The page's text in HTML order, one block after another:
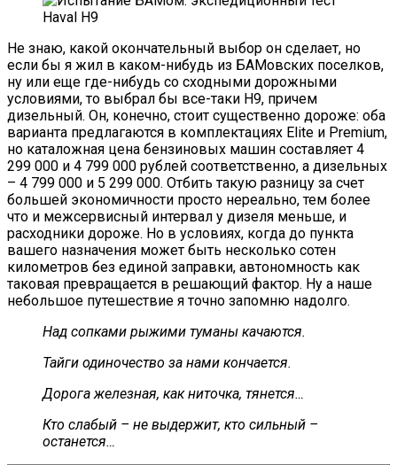
Не знаю, какой окончательный выбор он сделает, но
если бы я жил в каком-нибудь из БАМовских поселков,
ну или еще где-нибудь со сходными дорожными
условиями, то выбрал бы все-таки H9, причем
дизельный. Он, конечно, стоит существенно дороже: оба
варианта предлагаются в комплектациях Elite и Premium,
но каталожная цена бензиновых машин составляет 4
299 000 и 4 799 000 рублей соответственно, а дизельных
– 4 799 000 и 5 299 000. Отбить такую разницу за счет
большей экономичности просто нереально, тем более
что и межсервисный интервал у дизеля меньше, и
расходники дороже. Но в условиях, когда до пункта
вашего назначения может быть несколько сотен
километров без единой заправки, автономность как
таковая превращается в решающий фактор. Ну а наше
небольшое путешествие я точно запомню надолго.
Над сопками рыжими туманы качаются.
Тайги одиночество за нами кончается.
Дорога железная, как ниточка, тянется…
Кто слабый – не выдержит, кто сильный –
останется…